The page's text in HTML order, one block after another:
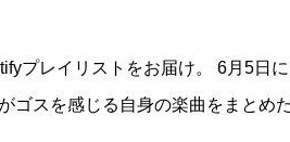
プレイリストをお届け。 6月5日
ゴスを感じる自身の楽曲をまとめ